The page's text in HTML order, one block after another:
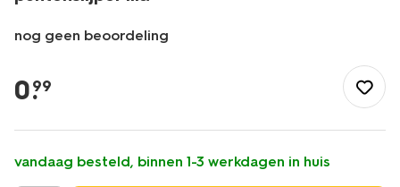
nog geen beoordeling
kantoor/schrijfwaren/potloden/puntenslijper-
lila-
0.
99
vandaag besteld, binnen 1-3 werkdagen in huis